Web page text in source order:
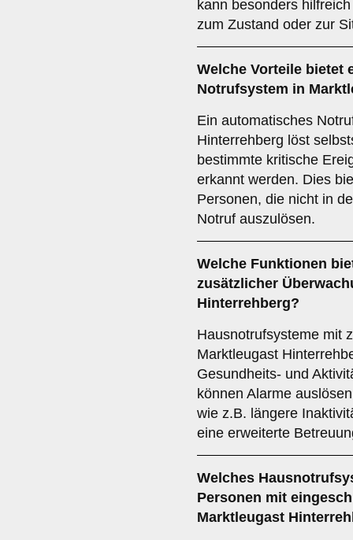
kann besonders
zum Zustand oder zur
Welche Vorteile bietet
Notrufsystem in
Ein automatisches
Hinterrehberg löst
bestimmte kritische
erkannt werden. Dies
Personen, die nicht in
Notruf auszulösen.
Welche Funktionen
zusätzlicher
Hinterrehberg?
Hausnotrufsysteme mit
Marktleugast
Gesundheits- und
können Alarme
wie z.B. längere
eine erweiterte
Welches
Personen mit
Marktleugast